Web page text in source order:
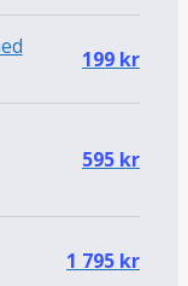
199 kr
595 kr
1 795 kr